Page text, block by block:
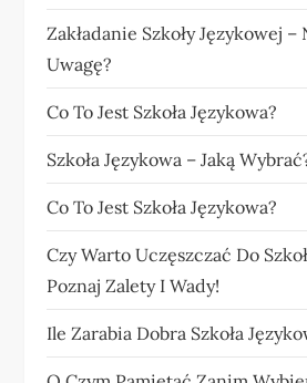
Zakładanie Szkoły Językowej
Uwagę?
Co To Jest Szkoła Językowa?
Szkoła Językowa – Jaką
Co To Jest Szkoła Językowa?
Czy Warto Uczęszczać Do
Poznaj Zalety I Wady!
Ile Zarabia Dobra Szkoła